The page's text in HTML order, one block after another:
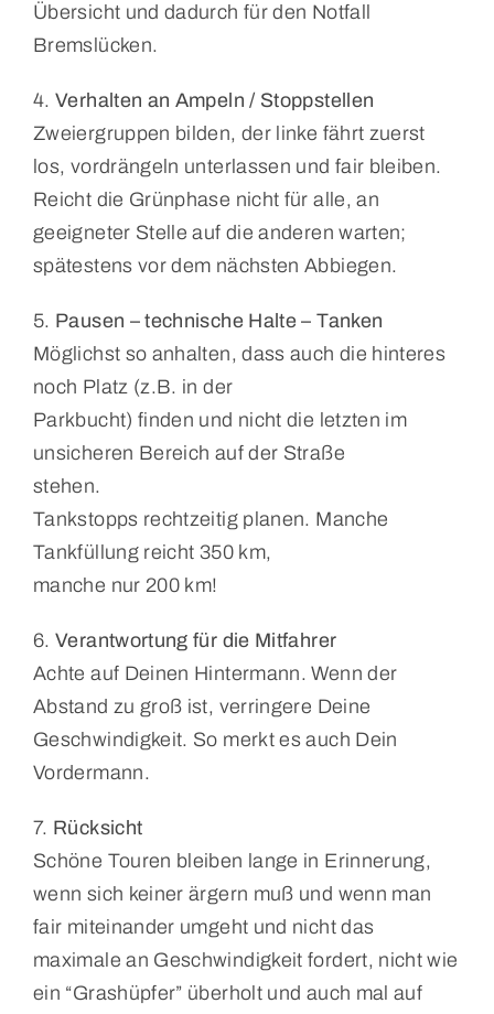
Übersicht und dadurch für den Notfall
Bremslücken.
4.Verhalten an Ampeln / Stoppstellen
Zweiergruppen bilden, der linke fährt zuerst
los, vordrängeln unterlassen und fair bleiben.
Reicht die Grünphase nicht für alle, an
geeigneter Stelle auf die anderen warten;
spätestens vor dem nächsten Abbiegen.
5. Pausen – technische Halte – Tanken
Möglichst so anhalten, dass auch die hinteres
noch Platz (z.B. in der
Parkbucht) finden und nicht die letzten im
unsicheren Bereich auf der Straße
stehen.
Tankstopps rechtzeitig planen. Manche
Tankfüllung reicht 350 km,
manche nur 200 km!
6.Verantwortung für die Mitfahrer
Achte auf Deinen Hintermann. Wenn der
Abstand zu groß ist, verringere Deine
Geschwindigkeit. So merkt es auch Dein
Vordermann.
7. Rücksicht
Schöne Touren bleiben lange in Erinnerung,
wenn sich keiner ärgern muß und wenn man
fair miteinander umgeht und nicht das
maximale an Geschwindigkeit fordert, nicht wie
ein “Grashüpfer” überholt und auch mal auf